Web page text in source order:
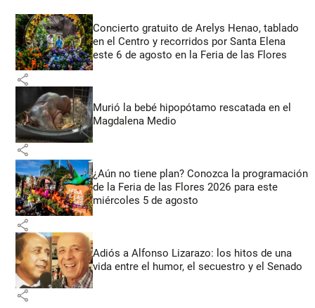
Concierto gratuito de Arelys Henao, tablado
en el Centro y recorridos por Santa Elena
este 6 de agosto en la Feria de las Flores
share
Murió la bebé hipopótamo rescatada en el
Magdalena Medio
share
¿Aún no tiene plan? Conozca la programación
de la Feria de las Flores 2026 para este
miércoles 5 de agosto
share
Adiós a Alfonso Lizarazo: los hitos de una
vida entre el humor, el secuestro y el Senado
share